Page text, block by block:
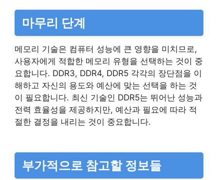
마무리 단계
메모리 기술은 컴퓨터 성능에 큰 영향을 미치므로,
사용자에게 적합한 메모리 유형을 선택하는 것이 중
요합니다. DDR3, DDR4, DDR5 각각의 장단점을 이
해하고 자신의 용도와 예산에 맞는 선택을 하는 것
이 필요합니다. 최신 기술인 DDR5는 뛰어난 성능과
전력 효율성을 제공하지만, 예산과 필요에 따라 적
절한 결정을 내리는 것이 중요합니다.
부가적으로 참고할 정보들